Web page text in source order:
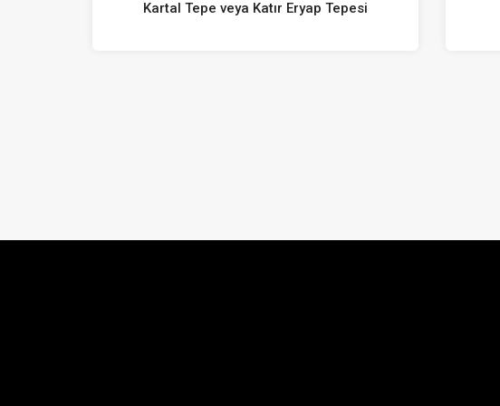
Kartal Tepe veya Katır Eryap Tepesi